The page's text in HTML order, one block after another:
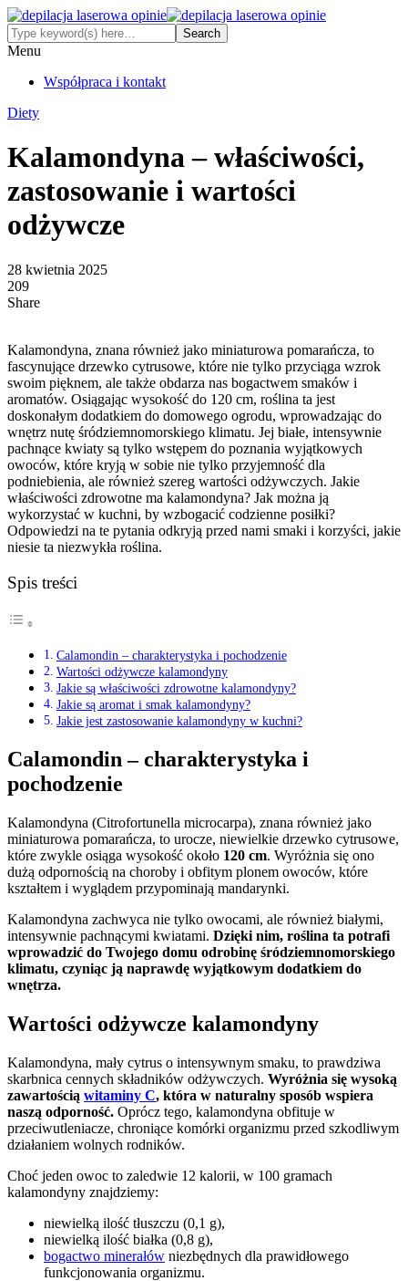
Menu
Współpraca i kontakt
Diety
Kalamondyna – właściwości,
zastosowanie i wartości
odżywcze
28 kwietnia 2025
209
Share
Kalamondyna, znana również jako miniaturowa pomarańcza, to
fascynujące drzewko cytrusowe, które nie tylko przyciąga wzrok
swoim pięknem, ale także obdarza nas bogactwem smaków i
aromatów. Osiągając wysokość do 120 cm, roślina ta jest
doskonałym dodatkiem do domowego ogrodu, wprowadzając do
wnętrz nutę śródziemnomorskiego klimatu. Jej białe, intensywnie
pachnące kwiaty są tylko wstępem do poznania wyjątkowych
owoców, które kryją w sobie nie tylko przyjemność dla
podniebienia, ale również szereg wartości odżywczych. Jakie
właściwości zdrowotne ma kalamondyna? Jak można ją
wykorzystać w kuchni, by wzbogacić codzienne posiłki?
Odpowiedzi na te pytania odkryją przed nami smaki i korzyści, jakie
niesie ta niezwykła roślina.
Spis treści
Calamondin – charakterystyka i pochodzenie
Wartości odżywcze kalamondyny
Jakie są właściwości zdrowotne kalamondyny?
Jakie są aromat i smak kalamondyny?
Jakie jest zastosowanie kalamondyny w kuchni?
Calamondin – charakterystyka i
pochodzenie
Kalamondyna (Citrofortunella microcarpa), znana również jako
miniaturowa pomarańcza, to urocze, niewielkie drzewko cytrusowe,
które zwykle osiąga wysokość około 120 cm. Wyróżnia się ono
dużą odpornością na choroby i obfitym plonem owoców, które
kształtem i wyglądem przypominają mandarynki.
Kalamondyna zachwyca nie tylko owocami, ale również białymi,
intensywnie pachnącymi kwiatami. Dzięki nim, roślina ta potrafi
wprowadzić do Twojego domu odrobinę śródziemnomorskiego
klimatu, czyniąc ją naprawdę wyjątkowym dodatkiem do
wnętrza.
Wartości odżywcze kalamondyny
Kalamondyna, mały cytrus o intensywnym smaku, to prawdziwa
skarbnica cennych składników odżywczych. Wyróżnia się wysoką
zawartością witaminy C, która w naturalny sposób wspiera
naszą odporność. Oprócz tego, kalamondyna obfituje w
przeciwutleniacze, chroniące komórki organizmu przed szkodliwym
działaniem wolnych rodników.
Choć jeden owoc to zaledwie 12 kalorii, w 100 gramach
kalamondyny znajdziemy:
niewielką ilość tłuszczu (0,1 g),
niewielką ilość białka (0,8 g),
bogactwo minerałów niezbędnych dla prawidłowego
funkcjonowania organizmu.